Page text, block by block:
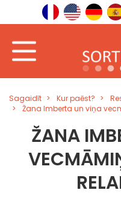
Sagaidīt Kur paēst?
Žana Imberta un viņa
ŽANA